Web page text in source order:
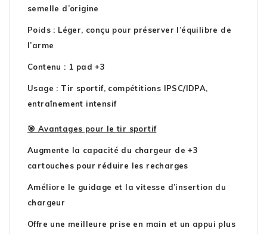
semelle d’origine
Poids : Léger, conçu pour préserver l’équilibre de
l’arme
Contenu : 1 pad +3
Usage : Tir sportif, compétitions IPSC/IDPA,
entraînement intensif
🎯 Avantages pour le tir sportif
Augmente la capacité du chargeur de +3
cartouches pour réduire les recharges
Améliore le guidage et la vitesse d’insertion du
chargeur
Offre une meilleure prise en main et un appui plus